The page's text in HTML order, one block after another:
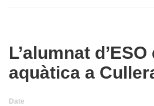
L’alumnat
aquàtica a
Date